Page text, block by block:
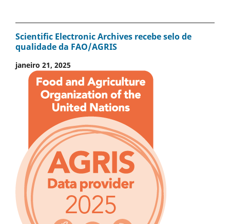
Scientific Electronic Archives recebe selo de
qualidade da FAO/AGRIS
janeiro 21, 2025